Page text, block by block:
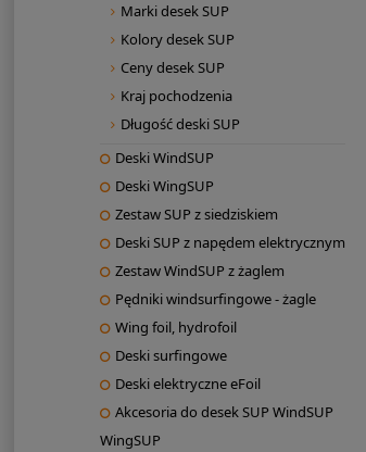
Marki desek SUP
Kolory desek SUP
Ceny desek SUP
Kraj pochodzenia
Długość deski SUP
Deski WindSUP
Deski WingSUP
Zestaw SUP z siedziskiem
Deski SUP z napędem elektrycznym
Zestaw WindSUP z żaglem
Pędniki windsurfingowe - żagle
Wing foil, hydrofoil
Deski surfingowe
Deski elektryczne eFoil
Akcesoria do desek SUP WindSUP
WingSUP